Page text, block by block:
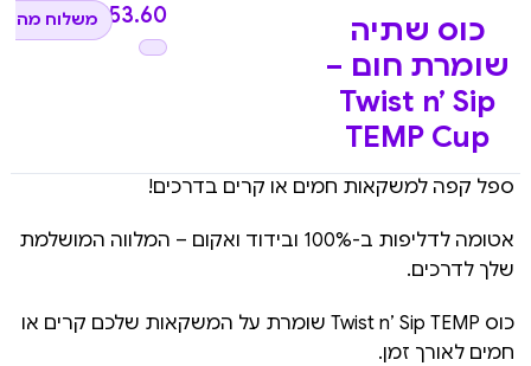
כוס שתיה
שומרת חום –
Twist n’ Sip
TEMP Cup
₪ 153.60 משלוח
ספל קפה למשקאות חמים או קרים בדרכים!
אטומה לדליפות ב-100% ובידוד ואקום – המלווה המושלמת
שלך לדרכים.
כוס Twist n’ Sip TEMP שומרת על המשקאות שלכם קרים או
חמים לאורך זמן.